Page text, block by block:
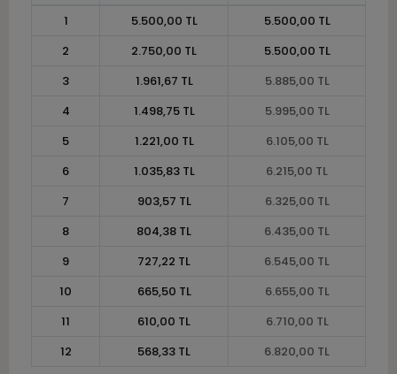
1
5.500,00 TL
5.500,00 TL
2
2.750,00 TL
5.500,00 TL
3
1.961,67 TL
5.885,00 TL
4
1.498,75 TL
5.995,00 TL
5
1.221,00 TL
6.105,00 TL
6
1.035,83 TL
6.215,00 TL
7
903,57 TL
6.325,00 TL
8
804,38 TL
6.435,00 TL
9
727,22 TL
6.545,00 TL
10
665,50 TL
6.655,00 TL
11
610,00 TL
6.710,00 TL
12
568,33 TL 6.820,00 TL